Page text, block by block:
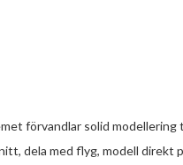
förvandlar solid
dela med flyg, modell direkt